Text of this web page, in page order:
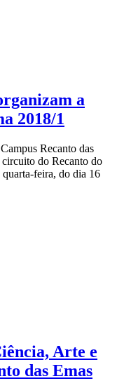
a
2018/1
Recanto das
do Recanto do
feira, do dia 16
Arte e
das Emas